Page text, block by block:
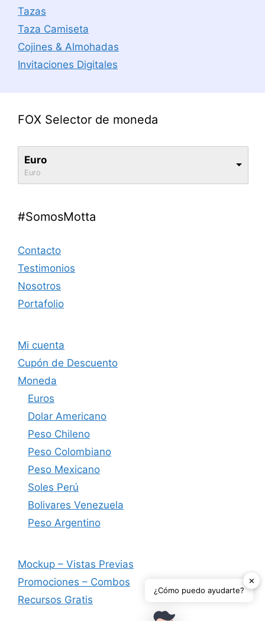
Tazas
Taza Camiseta
Cojines & Almohadas
Invitaciones Digitales
FOX Selector de moneda
Euro
Euro
#SomosMotta
Contacto
Testimonios
Nosotros
Portafolio
Mi cuenta
Cupón de Descuento
Moneda
Euros
Dolar Americano
Peso Chileno
Peso Colombiano
Peso Mexicano
Soles Perú
Bolivares Venezuela
Peso Argentino
Mockup – Vistas Previas
Promociones – Combos
Recursos Gratis
✕
¿Cómo puedo ayudarte?